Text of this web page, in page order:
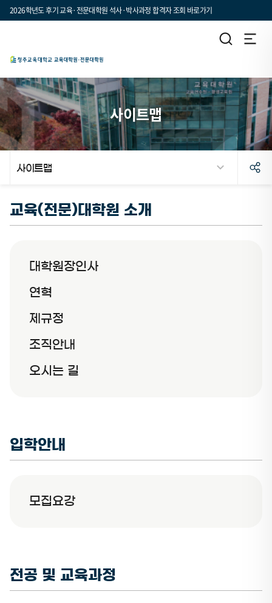
2026학년도 후기 교육·전문대학원 석사·박사과정 합격자 조회 바로가기
사이트맵
사이트맵
교육(전문)대학원 소개
대학원장인사
연혁
제규정
조직안내
오시는 길
입학안내
모집요강
전공 및 교육과정